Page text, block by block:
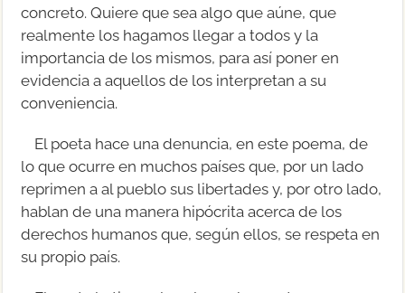
concreto. Quiere que sea algo que aúne, que
realmente los hagamos llegar a todos y la
importancia de los mismos, para así poner en
evidencia a aquellos de los interpretan a su
conveniencia.
El poeta hace una denuncia, en este poema, de
lo que ocurre en muchos países que, por un lado
reprimen a al pueblo sus libertades y, por otro lado,
hablan de una manera hipócrita acerca de los
derechos humanos que, según ellos, se respeta en
su propio país.